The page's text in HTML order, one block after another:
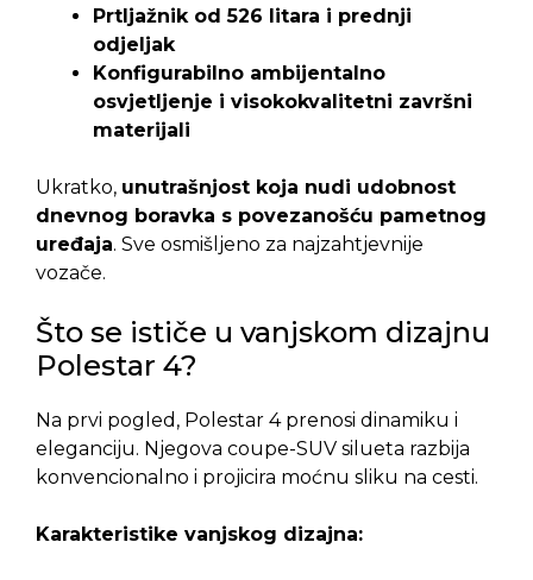
Prtljažnik od 526 litara i prednji
odjeljak
Konfigurabilno ambijentalno
osvjetljenje i visokokvalitetni završni
materijali
Ukratko, unutrašnjost koja nudi udobnost
dnevnog boravka s povezanošću pametnog
uređaja. Sve osmišljeno za najzahtjevnije
vozače.
Što se ističe u vanjskom dizajnu
Polestar 4?
Na prvi pogled, Polestar 4 prenosi dinamiku i
eleganciju. Njegova coupe-SUV silueta razbija
konvencionalno i projicira moćnu sliku na cesti.
Karakteristike vanjskog dizajna: